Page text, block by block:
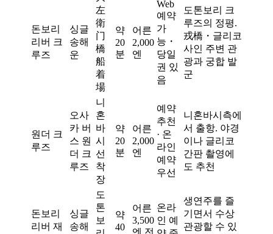
돈보리
리버 크
루즈
싱글
송해
운
左
衛
门
橋
船
着
場
약
20
분
어른
2,000
엔
Web
예약
가
능・
당일
권 있
음
도톤보리 크
루즈의 정평.
戎橋・글리코
사인 주변 관
광과 궁합 발
군
원더 크
루즈
오사
카 버
스 원
더 크
루즈
니
혼
바
시
선
착
장
약
20
분
어른
2,000
엔
예약
추천
· 온
라인
예약
우선
니혼바시측에
서 출항. 야경
이나 글리코
간판 촬영에
도 추천
돈보리
리버 재
싱글
송해
도
톤
보
약
40
어른
3,500
엔 전
온라
인 예
생연주를 즐
기면서 수상
관광할 수 있